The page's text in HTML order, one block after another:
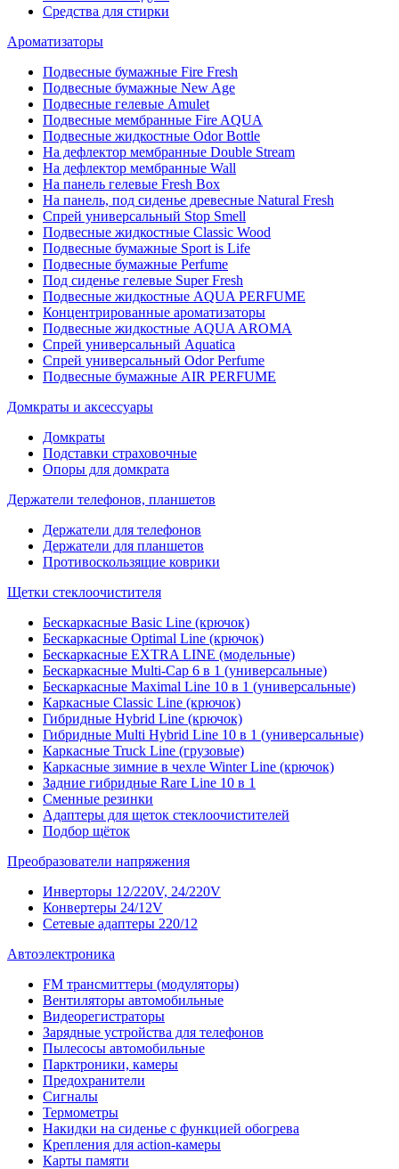
Средства для стирки
Ароматизаторы
Подвесные бумажные Fire Fresh
Подвесные бумажные New Age
Подвесные гелевые Amulet
Подвесные мембранные Fire AQUA
Подвесные жидкостные Odor Bottle
На дефлектор мембранные Double Stream
На дефлектор мембранные Wall
На панель гелевые Fresh Box
На панель, под сиденье древесные Natural Fresh
Спрей универсальный Stop Smell
Подвесные жидкостные Classic Wood
Подвесные бумажные Sport is Life
Подвесные бумажные Perfume
Под сиденье гелевые Super Fresh
Подвесные жидкостные AQUA PERFUME
Концентрированные ароматизаторы
Подвесные жидкостные AQUA AROMA
Спрей универсальный Aquatica
Спрей универсальный Odor Perfume
Подвесные бумажные AIR PERFUME
Домкраты и аксессуары
Домкраты
Подставки страховочные
Опоры для домкрата
Держатели телефонов, планшетов
Держатели для телефонов
Держатели для планшетов
Противоскользящие коврики
Щетки стеклоочистителя
Бескаркасные Basic Line (крючок)
Бескаркасные Optimal Line (крючок)
Бескаркасные EXTRA LINE (модельные)
Бескаркасные Multi-Cap 6 в 1 (универсальные)
Бескаркасные Maximal Line 10 в 1 (универсальные)
Каркасные Classic Line (крючок)
Гибридные Hybrid Line (крючок)
Гибридные Multi Hybrid Line 10 в 1 (универсальные)
Каркасные Truck Line (грузовые)
Каркасные зимние в чехле Winter Line (крючок)
Задние гибридные Rare Line 10 в 1
Сменные резинки
Адаптеры для щеток стеклоочистителей
Подбор щёток
Преобразователи напряжения
Инверторы 12/220V, 24/220V
Конвертеры 24/12V
Сетевые адаптеры 220/12
Автоэлектроника
FM трансмиттеры (модуляторы)
Вентиляторы автомобильные
Видеорегистраторы
Зарядные устройства для телефонов
Пылесосы автомобильные
Парктроники, камеры
Предохранители
Сигналы
Термометры
Накидки на сиденье с функцией обогрева
Крепления для action-камеры
Карты памяти